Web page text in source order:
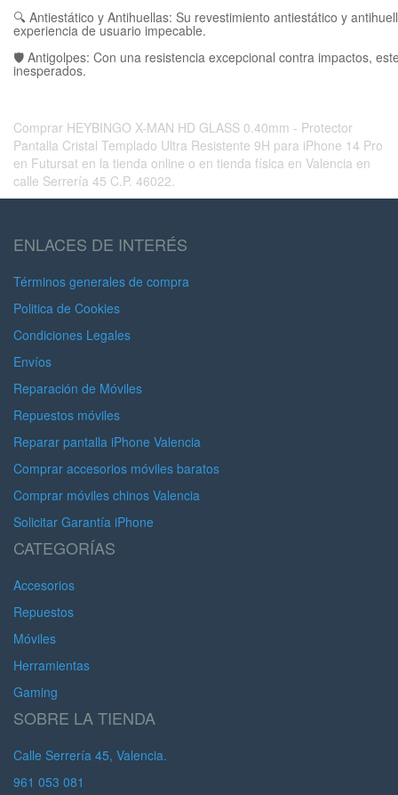
🔍 Antiestático y Antihuellas: Su revestimiento antiestático y
experiencia de usuario impecable.
🛡️ Antigolpes: Con una resistencia excepcional contra impactos,
inesperados.
Comprar HEYBINGO X-MAN HD GLASS 0.40mm - Protector
Pantalla Cristal Templado Ultra Resistente 9H para iPhone 14 Pro
en Futursat en la tienda online o en tienda física en Valencia en
calle Serrería 45 C.P. 46022.
ENLACES DE INTERÉS
Términos generales de compra
Politica de Cookies
Condiciones Legales
Envíos
Reparación de Móviles
Repuestos móviles
Reparar pantalla iPhone Valencia
Comprar accesorios móviles baratos
Comprar móviles chinos Valencia
Solicitar Garantía iPhone
CATEGORÍAS
Accesorios
Repuestos
Móviles
Herramientas
Gaming
SOBRE LA TIENDA
Calle Serrería 45, Valencia.
961 053 081